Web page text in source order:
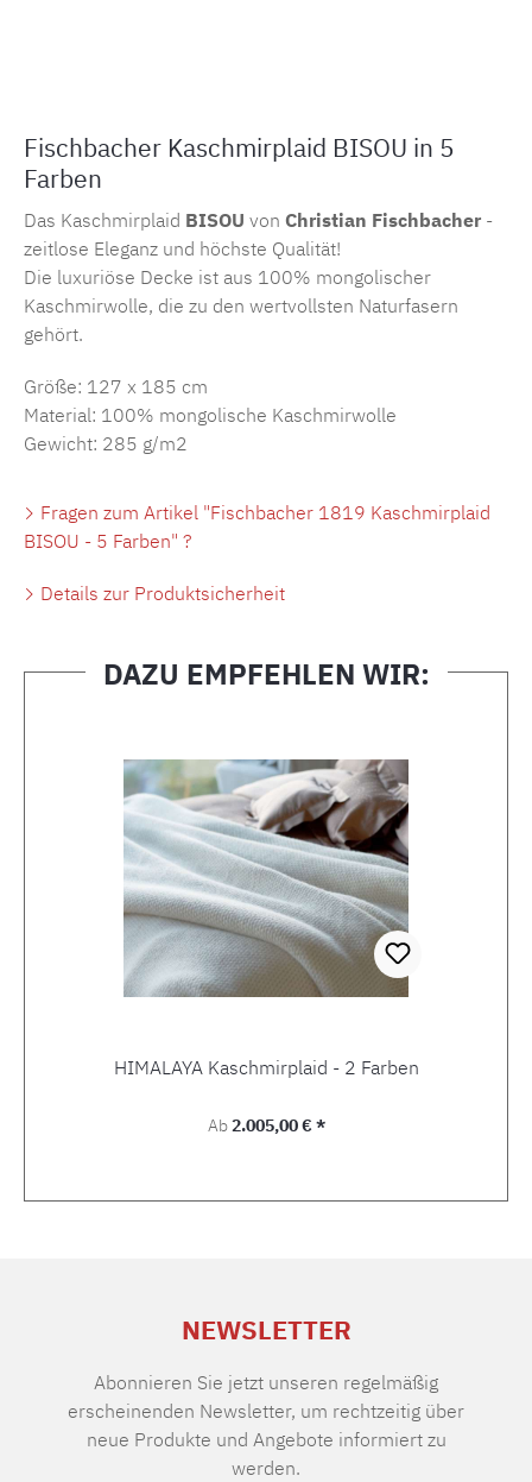
Fischbacher Kaschmirplaid BISOU in 5
Farben
Das Kaschmirplaid BISOU von Christian Fischbacher -
zeitlose Eleganz und höchste Qualität!
Die luxuriöse Decke ist aus 100% mongolischer
Kaschmirwolle, die zu den wertvollsten Naturfasern
gehört.
Größe: 127 x 185 cm
Material: 100% mongolische Kaschmirwolle
Gewicht: 285 g/m2
Fragen zum Artikel "Fischbacher 1819 Kaschmirplaid
BISOU - 5 Farben" ?
Details zur Produktsicherheit
DAZU EMPFEHLEN WIR:
HIMALAYA Kaschmirplaid - 2 Farben
Regulärer Preis:
Ab2.005,00 € *
NEWSLETTER
Abonnieren Sie jetzt unseren regelmäßig
erscheinenden Newsletter, um rechtzeitig über
neue Produkte und Angebote informiert zu
werden.